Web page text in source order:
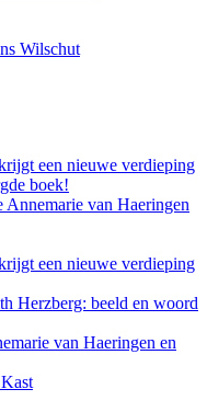
Wilschut
een nieuwe verdieping
boek!
Annemarie van Haeringen
een nieuwe verdieping
Herzberg: beeld en woord
van Haeringen en